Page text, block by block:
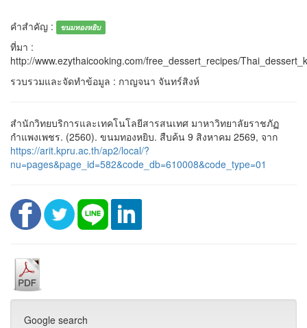
คำสำคัญ : ขนมทองหยิบ
ที่มา :
http://www.ezythaicooking.com/free_dessert_recipes/
รวบรวมและจัดทำข้อมูล : กาญจนา จันทร์สิงห์
สำนักวิทยบริการและเทคโนโลยีสารสนเทศ มาหาวิทยาลัยราชภัฏ
กำแพงเพชร. (2560). ขนมทองหยิบ. สืบค้น 9 สิงหาคม 2569, จาก
https://arit.kpru.ac.th/ap2/local/?
nu=pages&page_id=582&code_db=610008&code_type=01
Google search